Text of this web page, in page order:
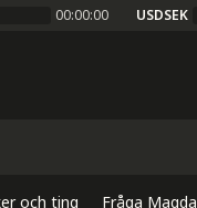
00:00:00 USDSEK
och ting Fråga Magda